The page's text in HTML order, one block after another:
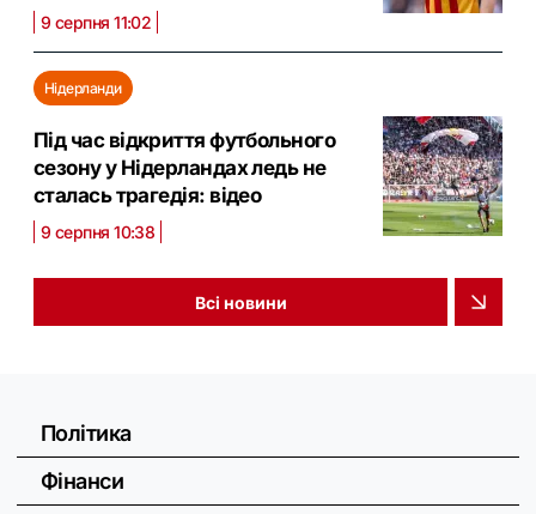
9 серпня 11:02
Нідерланди
Під час відкриття футбольного
сезону у Нідерландах ледь не
сталась трагедія: відео
9 серпня 10:38
Всі новини
Політика
Фінанси